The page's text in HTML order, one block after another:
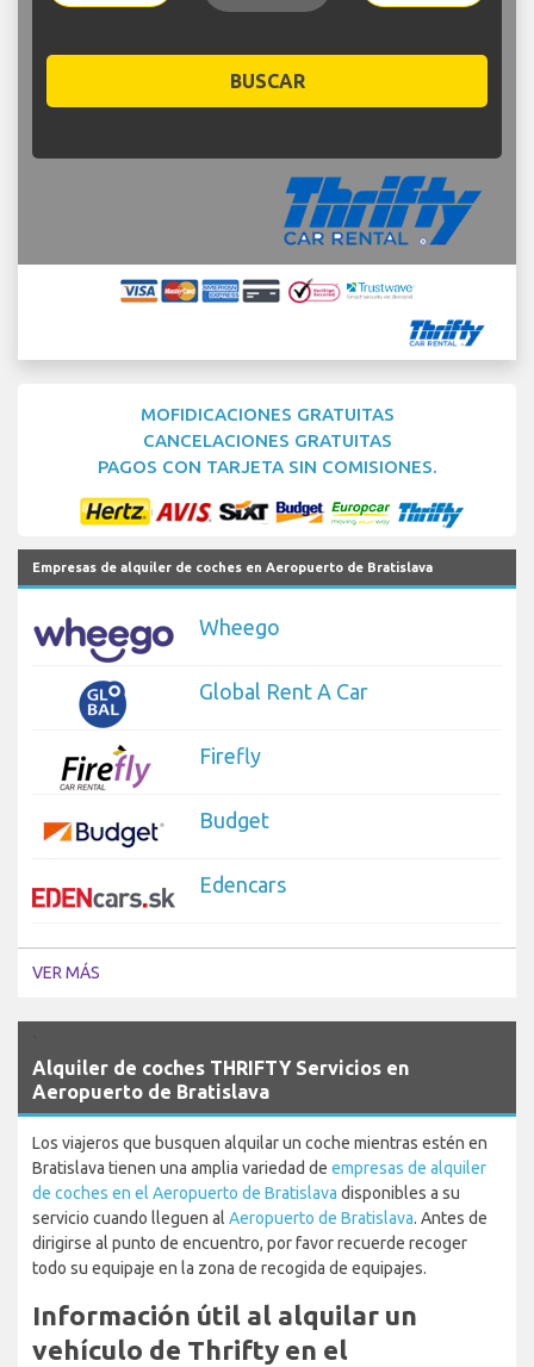
BUSCAR
MOFIDICACIONES GRATUITAS
CANCELACIONES GRATUITAS
PAGOS CON TARJETA SIN COMISIONES.
Empresas de alquiler de coches en Aeropuerto de Bratislava
Wheego
Global Rent A Car
Firefly
Budget
Edencars
VER MÁS
Alquiler de coches THRIFTY Servicios en
Aeropuerto de Bratislava
Los viajeros que busquen alquilar un coche mientras estén en
Bratislava tienen una amplia variedad de empresas de alquiler
de coches en el Aeropuerto de Bratislava disponibles a su
servicio cuando lleguen al Aeropuerto de Bratislava. Antes de
dirigirse al punto de encuentro, por favor recuerde recoger
todo su equipaje en la zona de recogida de equipajes.
Información útil al alquilar un
vehículo de Thrifty en el